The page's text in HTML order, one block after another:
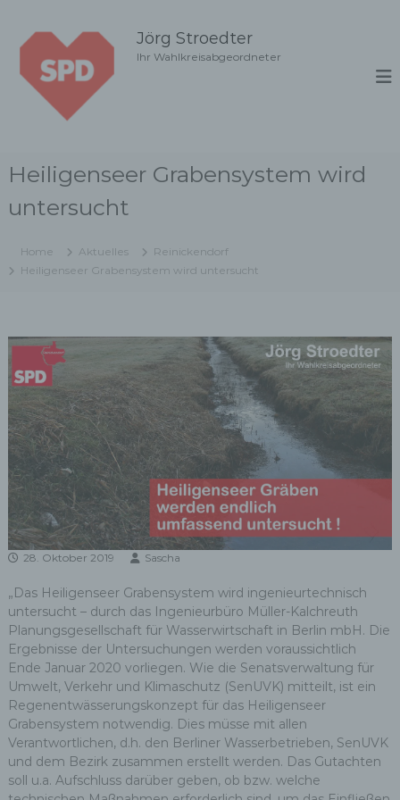
Jörg Stroedter
Ihr Wahlkreisabgeordneter
Heiligenseer Grabensystem wird
untersucht
Home Aktuelles
Reinickendorf
Heiligenseer Grabensystem wird untersucht
28. Oktober 2019 Sascha
„Das Heiligenseer Grabensystem wird ingenieurtechnisch
untersucht – durch das Ingenieurbüro Müller-Kalchreuth
Planungsgesellschaft für Wasserwirtschaft in Berlin mbH. Die
Ergebnisse der Untersuchungen werden voraussichtlich
Ende Januar 2020 vorliegen. Wie die Senatsverwaltung für
Umwelt, Verkehr und Klimaschutz (SenUVK) mitteilt, ist ein
Regenentwässerungskonzept für das Heiligenseer
Grabensystem notwendig. Dies müsse mit allen
Verantwortlichen, d.h. den Berliner Wasserbetrieben, SenUVK
und dem Bezirk zusammen erstellt werden. Das Gutachten
soll u.a. Aufschluss darüber geben, ob bzw. welche